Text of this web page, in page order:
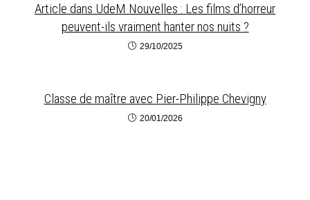
Article dans UdeM Nouvelles : Les films d’horreur
peuvent-ils vraiment hanter nos nuits ?
29/10/2025
Classe de maître avec Pier-Philippe Chevigny
20/01/2026